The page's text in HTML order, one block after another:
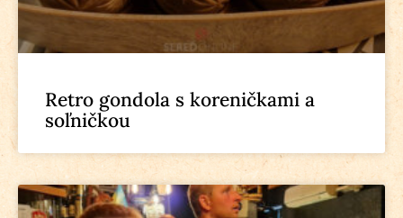
Retro gondola s koreničkami a
soľničkou